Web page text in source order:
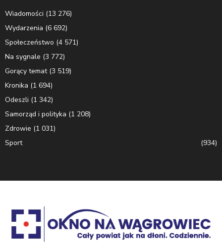
Wiadomości (13 276)
Wydarzenia (6 692)
Społeczeństwo (4 571)
Na sygnale (3 772)
Gorący temat(3 519)
Kronika (1 694)
Odeszli (1 342)
Samorząd i polityka (1 208)
Zdrowie (1 031)
Sport
(934)